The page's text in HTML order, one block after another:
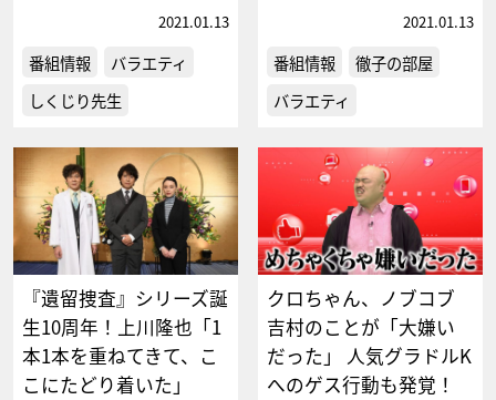
2021.01.13
番組情報
バラエティ
しくじり先生
2021.01.13
番組情報
徹子の部屋
バラエティ
『遺留捜査』シリーズ誕
生10周年！上川隆也「1
本1本を重ねてきて、こ
こにたどり着いた」
クロちゃん、ノブコブ
吉村のことが「大嫌い
だった」 人気グラドルK
へのゲス行動も発覚！